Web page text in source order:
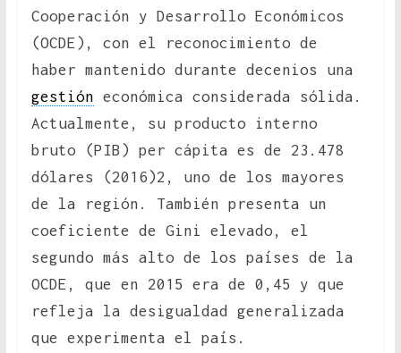
Cooperación y Desarrollo Económicos
(OCDE), con el reconocimiento de
haber mantenido durante decenios una
gestión económica considerada sólida.
Actualmente, su producto interno
bruto (PIB) per cápita es de 23.478
dólares (2016)2, uno de los mayores
de la región. También presenta un
coeficiente de Gini elevado, el
segundo más alto de los países de la
OCDE, que en 2015 era de 0,45 y que
refleja la desigualdad generalizada
que experimenta el país.